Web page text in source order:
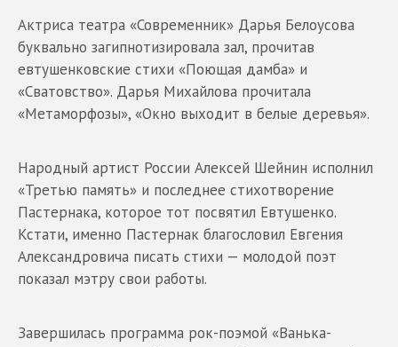
Актриса театра «Современник» Дарья Белоусова
буквально загипнотизировала зал, прочитав
евтушенковские стихи «Поющая дамба» и
«Сватовство». Дарья Михайлова прочитала
«Метаморфозы», «Окно выходит в белые деревья».
Народный артист России Алексей Шейнин исполнил
«Третью память» и последнее стихотворение
Пастернака, которое тот посвятил Евтушенко.
Кстати, именно Пастернак благословил Евгения
Александровича писать стихи — молодой поэт
показал мэтру свои работы.
Завершилась программа рок-поэмой «Ванька-